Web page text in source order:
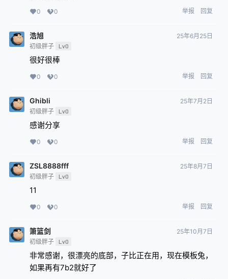
0 0 举报 回复
浩旭
初级胖子 Lv0
25年6月25日
很好很棒
0 0 举报 回复
Ghibli
初级胖子 Lv0
25年7月2日
感谢分享
0 0 举报 回复
ZSL8888fff
初级胖子 Lv0
25年8月7日
11
0 0 举报 回复
箫篮剑
初级胖子 Lv0
25年10月7日
非常感谢，很漂亮的底部，子比正在用，现在模板兔，
如果再有7b2就好了